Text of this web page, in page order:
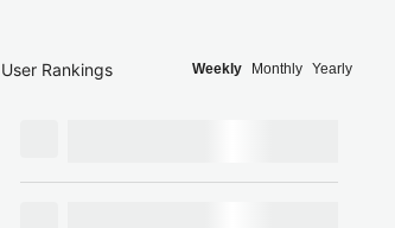
User Rankings Weekly Monthly Yearly